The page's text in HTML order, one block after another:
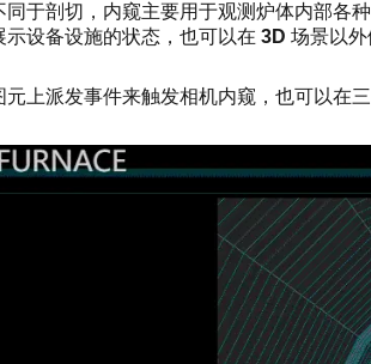
同于剖切，内窥主要用于观测炉体内部各
设备设施的状态，也可以在 3D 场景以
元上派发事件来触发相机内窥，也可以在